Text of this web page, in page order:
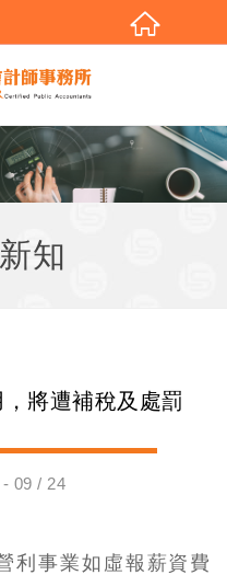
知
將遭補稅及處罰
- 09 / 24
利事業如虛報薪資費